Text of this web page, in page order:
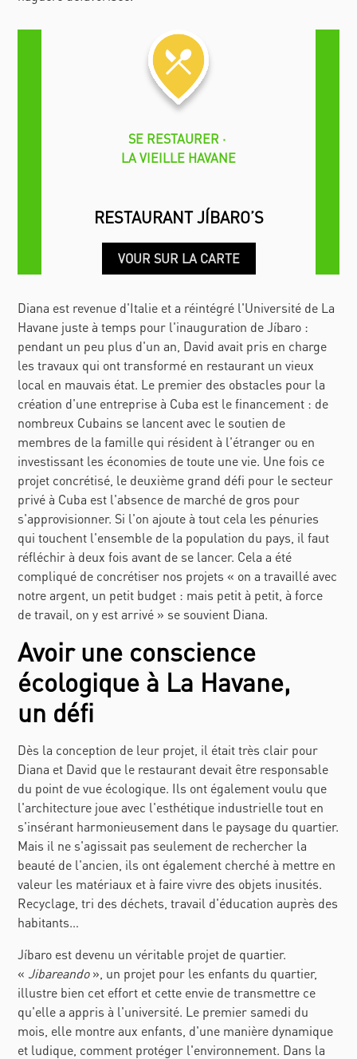
RESTAURANT JÍBARO’S
SE RESTAURER
LA VIEILLE HAVANE
VOUR SUR LA CARTE
Diana est revenue d'Italie et a réintégré l'Université de La
Havane juste à temps pour l'inauguration deJíbaro :
pendant un peu plus d'un an, David avait pris en charge
les travaux qui ont transformé en restaurant un vieux
local en mauvais état. Le premier des obstacles pour la
création d'une entreprise à Cuba est le financement : de
nombreux Cubains se lancent avec le soutien de
membres de la famille qui résident à l'étranger ou en
investissant les économies de toute une vie. Une fois ce
projet concrétisé, le deuxième grand défi pour le secteur
privé à Cuba est l'absence de marché de gros pour
s'approvisionner. Si l'on ajoute à tout cela les pénuries
qui touchent l'ensemble de la population du pays, il faut
réfléchir à deux fois avant de se lancer. Cela a été
compliqué de concrétiser nos projets « on a travaillé avec
notre argent, un petit budget : mais petit à petit, à force
de travail, on y est arrivé » se souvient Diana.
Avoir une conscience
écologique à La Havane,
un défi
Dès la conception de leur projet, il était très clair pour
Diana et David que le restaurant devait être responsable
du point de vue écologique. Ils ont également voulu que
l'architecture joue avec l'esthétique industrielle tout en
s'insérant harmonieusement dans le paysage du quartier.
Mais il ne s'agissait pas seulement de rechercher la
beauté de l'ancien, ils ont également cherché à mettre en
valeur les matériaux et à faire vivre des objets inusités.
Recyclage, tri des déchets, travail d'éducation auprès des
habitants…
Jíbaro est devenu un véritable projet de quartier.
« Jibareando», un projet pour les enfants du quartier,
illustre bien cet effort et cette envie de transmettre ce
qu'elle a appris à l'université. Le premier samedi du
mois, elle montre aux enfants, d'une manière dynamique
et ludique, comment protéger l'environnement. Dans la